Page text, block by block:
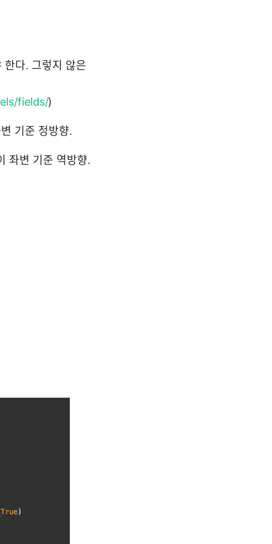
다. 그렇지 않은
fields/)
기준 정방향.
변 기준 역방향.